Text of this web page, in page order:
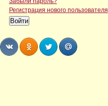
Регистрация нового пользователя